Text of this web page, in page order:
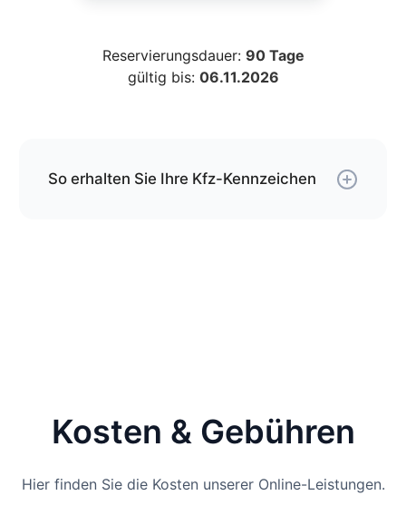
Reservierungsdauer: 90 Tage
gültig bis: 06.11.2026
So erhalten Sie Ihre Kfz-Kennzeichen
Zulassung ist diese Gebühr bereits inklusive.
Kosten & Gebühren
Hier finden Sie die Kosten unserer Online-Leistungen.